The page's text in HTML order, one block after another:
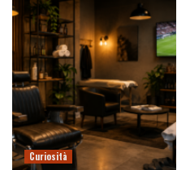
Curiosità